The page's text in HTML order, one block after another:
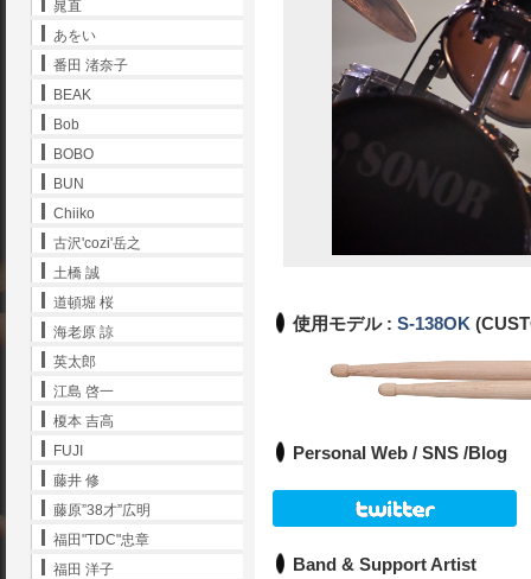
使用モデル : S-138OK
Personal Web / SNS /Blog
Band & Support Artist
晁直
あをい
番田 渚奈子
BEAK
Bob
BOBO
BUN
Chiiko
古沢'cozi'岳之
土橋 誠
道頓堀 桜
海老原 諒
英太郎
江島 啓一
榎本 吉高
FUJI
藤井 修
藤原”38才”広明
福田"TDC"忠章
福田 洋子